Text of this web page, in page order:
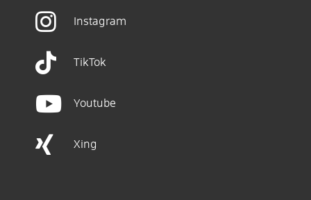
Instagram
TikTok
Youtube
Xing